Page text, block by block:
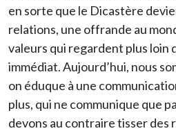
en sorte que le Dicastère
relations, une offrande au
valeurs qui regardent plus loin
immédiat. Aujourd’hui, nous
on éduque à une
plus, qui ne communique que
devons au contraire tisser des